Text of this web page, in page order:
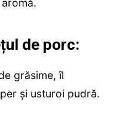
de porc:
grăsime, îl
și usturoi pudră.